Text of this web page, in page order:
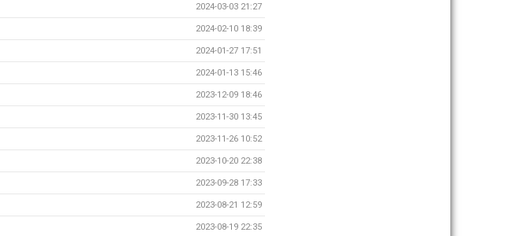
2024-03-03 21:27
2024-02-10 18:39
2024-01-27 17:51
2024-01-13 15:46
2023-12-09 18:46
2023-11-30 13:45
2023-11-26 10:52
2023-10-20 22:38
2023-09-28 17:33
2023-08-21 12:59
2023-08-19 22:35